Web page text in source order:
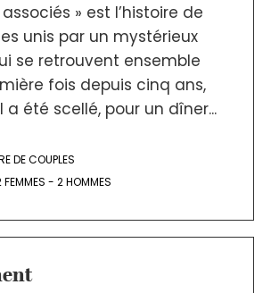
» est l’histoire de
unis par un mystérieux
se retrouvent ensemble
fois depuis cinq ans,
a été scellé, pour un dîner...
DE COUPLES
FEMMES - 2 HOMMES